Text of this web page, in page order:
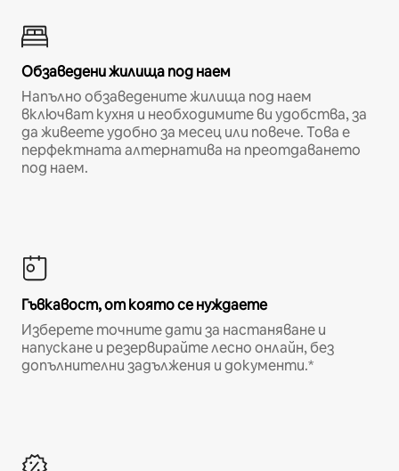
Обзаведени жилища под наем
Напълно обзаведените жилища под наем
включват кухня и необходимите ви удобства, за
да живеете удобно за месец или повече. Това е
перфектната алтернатива на преотдаването
под наем.
Гъвкавост, от която се нуждаете
Изберете точните дати за настаняване и
напускане и резервирайте лесно онлайн, без
допълнителни задължения и документи.*